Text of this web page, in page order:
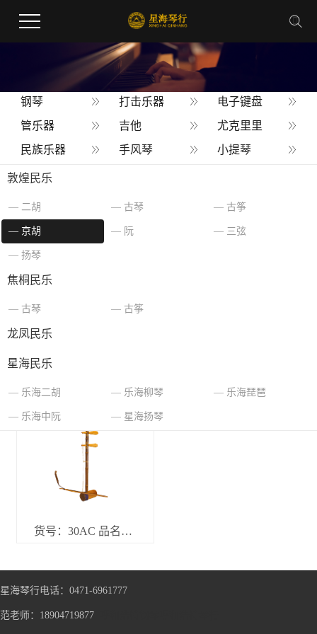
钢琴 打击乐器
电子键盘
管乐器
吉他
尤克里里
民族乐器
敦煌民乐
二胡 古琴 古筝
京胡 阮 三弦
扬琴
焦桐民乐
古琴 古筝
龙凤民乐
星海民乐
乐海二胡 乐海柳琴 乐海琵琶
乐海中阮 星海扬琴
手风琴
小提琴
乐器配件
您当前的位置 ： 首 页
货号：30AC 品名规格：传字级京胡 官网标价280元
星海琴行电话：0471-6961777
范老师：18904719877